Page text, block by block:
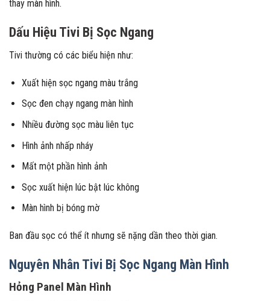
thay màn hình.
Dấu Hiệu Tivi Bị Sọc Ngang
Tivi thường có các biểu hiện như:
Xuất hiện sọc ngang màu trắng
Sọc đen chạy ngang màn hình
Nhiều đường sọc màu liên tục
Hình ảnh nhấp nháy
Mất một phần hình ảnh
Sọc xuất hiện lúc bật lúc không
Màn hình bị bóng mờ
Ban đầu sọc có thể ít nhưng sẽ nặng dần theo thời gian.
Nguyên Nhân Tivi Bị Sọc Ngang Màn Hình
Hỏng Panel Màn Hình